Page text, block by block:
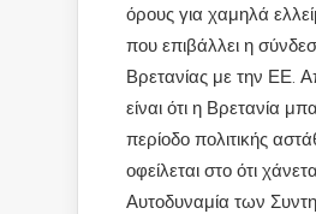
όρους για χαμηλά
που επιβάλλει η
Βρετανίας με την ΕΕ.
είναι ότι η Βρετανία
περίοδο πολιτικής
οφείλεται στο ότι
Αυτοδυναμία των